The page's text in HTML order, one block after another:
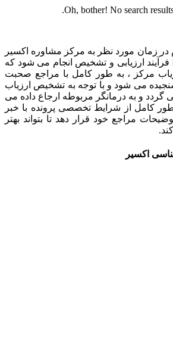
Oh, bother! No search
زمان مورد نظر به مرکز مشاوره اکسیر
فرآیند ارزیابی و تشخیص انجام می شود که
مرکز ، به طور کامل با مراجع صحبت
می شود و با توجه به تشخیص ارزیاب
گردد و به درمانگر مربوطه ارجاع داده می
طور کامل از شرایط تخصصی پرونده با خبر
مراجع خود قرار دهد تا بتواند بهتر
اکسیر